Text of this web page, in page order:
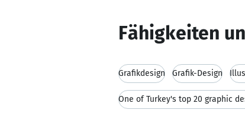
Fähigkeiten
Grafikdesign Grafik-Design
One of Turkey's top 20 graphic